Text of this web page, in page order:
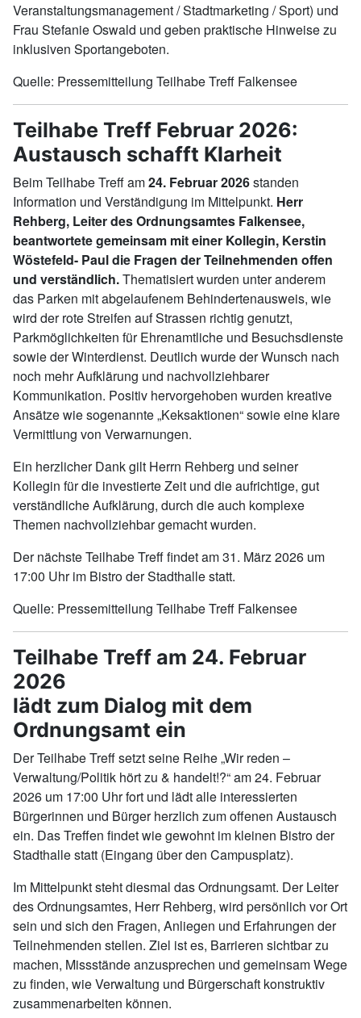
Veranstaltungsmanagement / Stadtmarketing / Sport) und
Frau Stefanie Oswald und geben praktische Hinweise zu
inklusiven Sportangeboten.
Quelle: Pressemitteilung Teilhabe Treff Falkensee
Teilhabe Treff Februar 2026:
Austausch schafft Klarheit
Beim Teilhabe Treff am24. Februar 2026standen
Information und Verständigung im Mittelpunkt. Herr
Rehberg, Leiter des Ordnungsamtes Falkensee,
beantwortete gemeinsam mit einer Kollegin, Kerstin
Wöstefeld- Paul die Fragen der Teilnehmenden offen
und verständlich.Thematisiert wurden unter anderem
das Parken mit abgelaufenem Behindertenausweis, wie
wird der rote Streifen auf Strassen richtig genutzt,
Parkmöglichkeiten für Ehrenamtliche und Besuchsdienste
sowie der Winterdienst. Deutlich wurde der Wunsch nach
noch mehr Aufklärung und nachvollziehbarer
Kommunikation. Positiv hervorgehoben wurden kreative
Ansätze wie sogenannte „Keksaktionen“ sowie eine klare
Vermittlung von Verwarnungen.
Ein herzlicher Dank gilt Herrn Rehberg und seiner
Kollegin für die investierte Zeit und die aufrichtige, gut
verständliche Aufklärung, durch die auch komplexe
Themen nachvollziehbar gemacht wurden.
Der nächste Teilhabe Treff findet am 31. März 2026 um
17:00 Uhr im Bistro der Stadthalle statt.
Quelle: Pressemitteilung Teilhabe Treff Falkensee
Teilhabe Treff am 24. Februar
2026
lädt zum Dialog mit dem
Ordnungsamt ein
Der Teilhabe Treff setzt seine Reihe „Wir reden –
Verwaltung/Politik hört zu & handelt!?“ am 24. Februar
2026 um 17:00 Uhr fort und lädt alle interessierten
Bürgerinnen und Bürger herzlich zum offenen Austausch
ein. Das Treffen findet wie gewohnt im kleinen Bistro der
Stadthalle statt (Eingang über den Campusplatz).
Im Mittelpunkt steht diesmal das Ordnungsamt. Der Leiter
des Ordnungsamtes, Herr Rehberg, wird persönlich vor Ort
sein und sich den Fragen, Anliegen und Erfahrungen der
Teilnehmenden stellen. Ziel ist es, Barrieren sichtbar zu
machen, Missstände anzusprechen und gemeinsam Wege
zu finden, wie Verwaltung und Bürgerschaft konstruktiv
zusammenarbeiten können.